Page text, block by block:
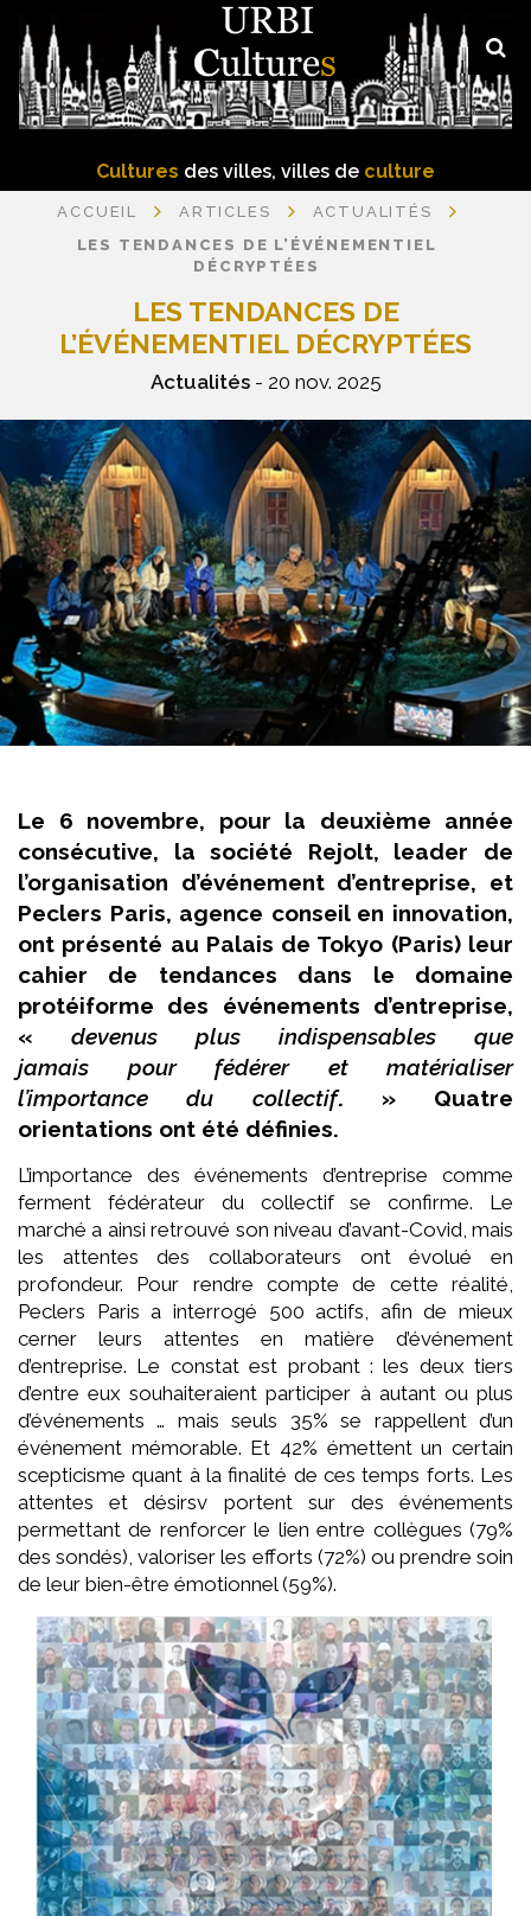
Cultures des villes, villes de culture
LES TENDANCES DE
L’ÉVÉNEMENTIEL DÉCRYPTÉES
Actualités - 20 nov. 2025
ACCUEIL ARTICLES
ACTUALITÉS
LES TENDANCES DE L’ÉVÉNEMENTIEL
DÉCRYPTÉES
Le 6 novembre, pour la deuxième année
consécutive, la société Rejolt, leader de
l’organisation d’événement d’entreprise, et
Peclers Paris, agence conseil en innovation,
ont présenté au Palais de Tokyo (Paris) leur
cahier de tendances dans le domaine
protéiforme des événements d’entreprise,
« devenus plus indispensables que
jamais pour fédérer et matérialiser
l’importance du collectif. » Quatre
orientations ont été définies.
L’importance des événements d’entreprise comme
ferment fédérateur du collectif se confirme. Le
marché a ainsi retrouvé son niveau d’avant-Covid, mais
les attentes des collaborateurs ont évolué en
profondeur. Pour rendre compte de cette réalité,
Peclers Paris a interrogé 500 actifs, afin de mieux
cerner leurs attentes en matière d’événement
d’entreprise. Le constat est probant : les deux tiers
d’entre eux souhaiteraient participer à autant ou plus
d’événements … mais seuls 35% se rappellent d’un
événement mémorable. Et 42% émettent un certain
scepticisme quant à la finalité de ces temps forts. Les
attentes et désirsv portent sur des événements
permettant de renforcer le lien entre collègues (79%
des sondés), valoriser les efforts (72%) ou prendre soin
de leur bien-être émotionnel (59%).